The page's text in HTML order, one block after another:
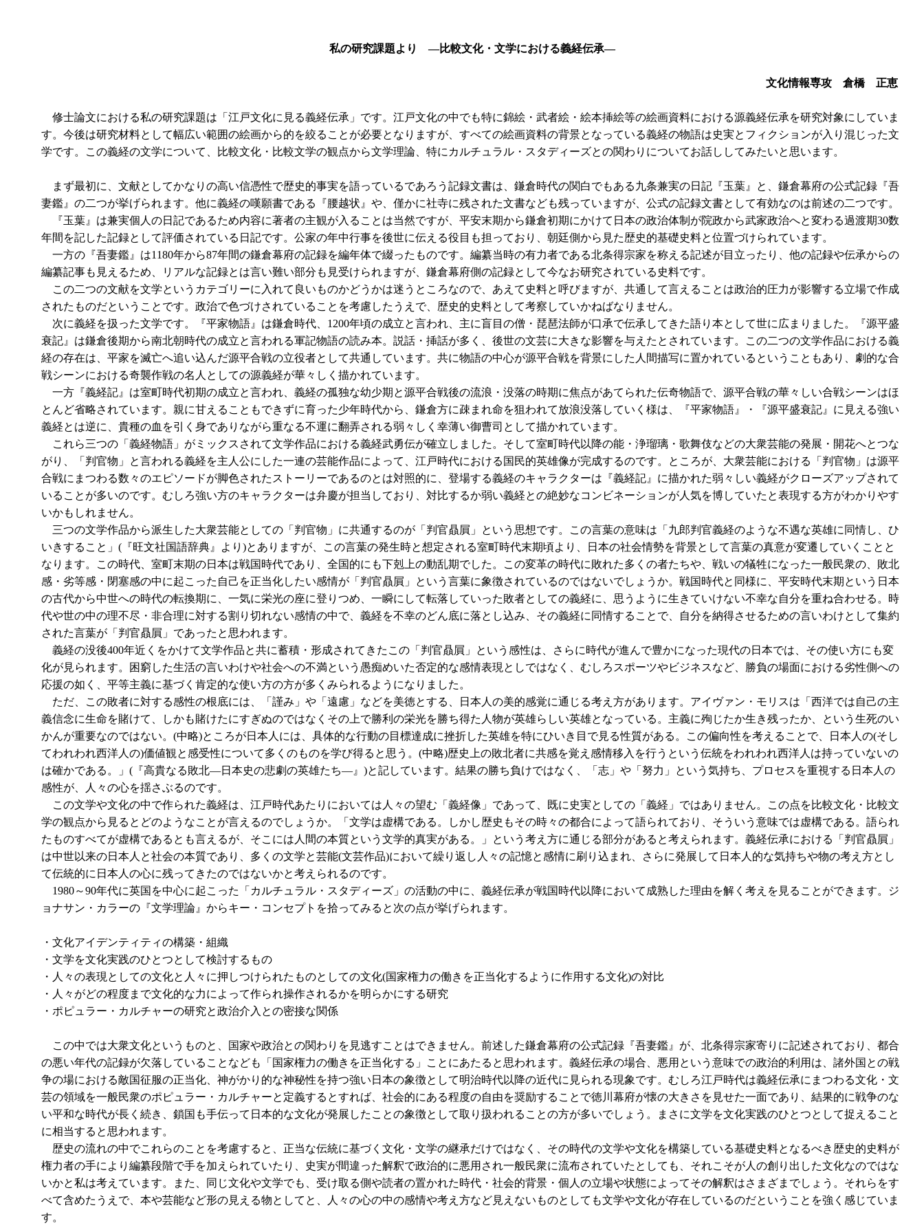
私の研究課題より ―比較文化・文学における義経伝承―
文化情報専攻 倉橋 正恵
修士論文における私の研究課題は「江戸文化に見る義経伝承」です。江戸文化の中でも特に錦絵・武者絵・絵本挿絵等の絵画資料における源義経伝承を研究対象にしていま
す。今後は研究材料として幅広い範囲の絵画から的を絞ることが必要となりますが、すべての絵画資料の背景となっている義経の物語は史実とフィクションが入り混じった文
学です。この義経の文学について、比較文化・比較文学の観点から文学理論、特にカルチュラル・スタディーズとの関わりについてお話ししてみたいと思います。
まず最初に、文献としてかなりの高い信憑性で歴史的事実を語っているであろう記録文書は、鎌倉時代の関白でもある九条兼実の日記『玉葉』と、鎌倉幕府の公式記録『吾
妻鑑』の二つが挙げられます。他に義経の嘆願書である『腰越状』や、僅かに社寺に残された文書なども残っていますが、公式の記録文書として有効なのは前述の二つです。
『玉葉』は兼実個人の日記であるため内容に著者の主観が入ることは当然ですが、平安末期から鎌倉初期にかけて日本の政治体制が院政から武家政治へと変わる過渡期30数
年間を記した記録として評価されている日記です。公家の年中行事を後世に伝える役目も担っており、朝廷側から見た歴史的基礎史料と位置づけられています。
一方の『吾妻鑑』は1180年から87年間の鎌倉幕府の記録を編年体で綴ったものです。編纂当時の有力者である北条得宗家を称える記述が目立ったり、他の記録や伝承からの
編纂記事も見えるため、リアルな記録とは言い難い部分も見受けられますが、鎌倉幕府側の記録として今なお研究されている史料です。
この二つの文献を文学というカテゴリーに入れて良いものかどうかは迷うところなので、あえて史料と呼びますが、共通して言えることは政治的圧力が影響する立場で作成
されたものだということです。政治で色づけされていることを考慮したうえで、歴史的史料として考察していかねばなりません。
次に義経を扱った文学です。『平家物語』は鎌倉時代、1200年頃の成立と言われ、主に盲目の僧・琵琶法師が口承で伝承してきた語り本として世に広まりました。『源平盛
衰記』は鎌倉後期から南北朝時代の成立と言われる軍記物語の読み本。説話・挿話が多く、後世の文芸に大きな影響を与えたとされています。この二つの文学作品における義
経の存在は、平家を滅亡へ追い込んだ源平合戦の立役者として共通しています。共に物語の中心が源平合戦を背景にした人間描写に置かれているということもあり、劇的な合
戦シーンにおける奇襲作戦の名人としての源義経が華々しく描かれています。
一方『義経記』は室町時代初期の成立と言われ、義経の孤独な幼少期と源平合戦後の流浪・没落の時期に焦点があてられた伝奇物語で、源平合戦の華々しい合戦シーンはほ
とんど省略されています。親に甘えることもできずに育った少年時代から、鎌倉方に疎まれ命を狙われて放浪没落していく様は、『平家物語』・『源平盛衰記』に見える強い
義経とは逆に、貴種の血を引く身でありながら重なる不運に翻弄される弱々しく幸薄い御曹司として描かれています。
これら三つの「義経物語」がミックスされて文学作品における義経武勇伝が確立しました。そして室町時代以降の能・浄瑠璃・歌舞伎などの大衆芸能の発展・開花へとつな
がり、「判官物」と言われる義経を主人公にした一連の芸能作品によって、江戸時代における国民的英雄像が完成するのです。ところが、大衆芸能における「判官物」は源平
合戦にまつわる数々のエピソードが脚色されたストーリーであるのとは対照的に、登場する義経のキャラクターは『義経記』に描かれた弱々しい義経がクローズアップされて
いることが多いのです。むしろ強い方のキャラクターは弁慶が担当しており、対比するか弱い義経との絶妙なコンビネーションが人気を博していたと表現する方がわかりやす
いかもしれません。
三つの文学作品から派生した大衆芸能としての「判官物」に共通するのが「判官贔屓」という思想です。この言葉の意味は「九郎判官義経のような不遇な英雄に同情し、ひ
いきすること」(『旺文社国語辞典』より)とありますが、この言葉の発生時と想定される室町時代末期頃より、日本の社会情勢を背景として言葉の真意が変遷していくことと
なります。この時代、室町末期の日本は戦国時代であり、全国的にも下剋上の動乱期でした。この変革の時代に敗れた多くの者たちや、戦いの犠牲になった一般民衆の、敗北
感・劣等感・閉塞感の中に起こった自己を正当化したい感情が「判官贔屓」という言葉に象徴されているのではないでしょうか。戦国時代と同様に、平安時代末期という日本
の古代から中世への時代の転換期に、一気に栄光の座に登りつめ、一瞬にして転落していった敗者としての義経に、思うように生きていけない不幸な自分を重ね合わせる。時
代や世の中の理不尽・非合理に対する割り切れない感情の中で、義経を不幸のどん底に落とし込み、その義経に同情することで、自分を納得させるための言いわけとして集約
された言葉が「判官贔屓」であったと思われます。
義経の没後400年近くをかけて文学作品と共に蓄積・形成されてきたこの「判官贔屓」という感性は、さらに時代が進んで豊かになった現代の日本では、その使い方にも変
化が見られます。困窮した生活の言いわけや社会への不満という愚痴めいた否定的な感情表現としではなく、むしろスポーツやビジネスなど、勝負の場面における劣性側への
応援の如く、平等主義に基づく肯定的な使い方の方が多くみられるようになりました。
ただ、この敗者に対する感性の根底には、「謹み」や「遠慮」などを美徳とする、日本人の美的感覚に通じる考え方があります。アイヴァン・モリスは「西洋では自己の主
義信念に生命を賭けて、しかも賭けたにすぎぬのではなくその上で勝利の栄光を勝ち得た人物が英雄らしい英雄となっている。主義に殉じたか生き残ったか、という生死のい
かんが重要なのではない。(中略)ところが日本人には、具体的な行動の目標達成に挫折した英雄を特にひいき目で見る性質がある。この偏向性を考えることで、日本人の(そし
てわれわれ西洋人の)価値観と感受性について多くのものを学び得ると思う。(中略)歴史上の敗北者に共感を覚え感情移入を行うという伝統をわれわれ西洋人は持っていないの
は確かである。」(『高貴なる敗北―日本史の悲劇の英雄たち―』)と記しています。結果の勝ち負けではなく、「志」や「努力」という気持ち、プロセスを重視する日本人の
感性が、人々の心を揺さぶるのです。
この文学や文化の中で作られた義経は、江戸時代あたりにおいては人々の望む「義経像」であって、既に史実としての「義経」ではありません。この点を比較文化・比較文
学の観点から見るとどのようなことが言えるのでしょうか。「文学は虚構である。しかし歴史もその時々の都合によって語られており、そういう意味では虚構である。語られ
たものすべてが虚構であるとも言えるが、そこには人間の本質という文学的真実がある。」という考え方に通じる部分があると考えられます。義経伝承における「判官贔屓」
は中世以来の日本人と社会の本質であり、多くの文学と芸能(文芸作品)において繰り返し人々の記憶と感情に刷り込まれ、さらに発展して日本人的な気持ちや物の考え方とし
て伝統的に日本人の心に残ってきたのではないかと考えられるのです。
1980～90年代に英国を中心に起こった「カルチュラル・スタディーズ」の活動の中に、義経伝承が戦国時代以降において成熟した理由を解く考えを見ることができます。ジ
ョナサン・カラーの『文学理論』からキー・コンセプトを拾ってみると次の点が挙げられます。
・文化アイデンティティの構築・組織
・文学を文化実践のひとつとして検討するもの
・人々の表現としての文化と人々に押しつけられたものとしての文化(国家権力の働きを正当化するように作用する文化)の対比
・人々がどの程度まで文化的な力によって作られ操作されるかを明らかにする研究
・ポピュラー・カルチャーの研究と政治介入との密接な関係
この中では大衆文化というものと、国家や政治との関わりを見逃すことはできません。前述した鎌倉幕府の公式記録『吾妻鑑』が、北条得宗家寄りに記述されており、都合
の悪い年代の記録が欠落していることなども「国家権力の働きを正当化する」ことにあたると思われます。義経伝承の場合、悪用という意味での政治的利用は、諸外国との戦
争の場における敵国征服の正当化、神がかり的な神秘性を持つ強い日本の象徴として明治時代以降の近代に見られる現象です。むしろ江戸時代は義経伝承にまつわる文化・文
芸の領域を一般民衆のポピュラー・カルチャーと定義するとすれば、社会的にある程度の自由を奨励することで徳川幕府が懐の大きさを見せた一面であり、結果的に戦争のな
い平和な時代が長く続き、鎖国も手伝って日本的な文化が発展したことの象徴として取り扱われることの方が多いでしょう。まさに文学を文化実践のひとつとして捉えること
に相当すると思われます。
歴史の流れの中でこれらのことを考慮すると、正当な伝統に基づく文化・文学の継承だけではなく、その時代の文学や文化を構築している基礎史料となるべき歴史的史料が
権力者の手により編纂段階で手を加えられていたり、史実が間違った解釈で政治的に悪用され一般民衆に流布されていたとしても、それこそが人の創り出した文化なのではな
いかと私は考えています。また、同じ文化や文学でも、受け取る側や読者の置かれた時代・社会的背景・個人の立場や状態によってその解釈はさまざまでしょう。それらをす
べて含めたうえで、本や芸能など形の見える物としてと、人々の心の中の感情や考え方など見えないものとしても文学や文化が存在しているのだということを強く感じていま
す。